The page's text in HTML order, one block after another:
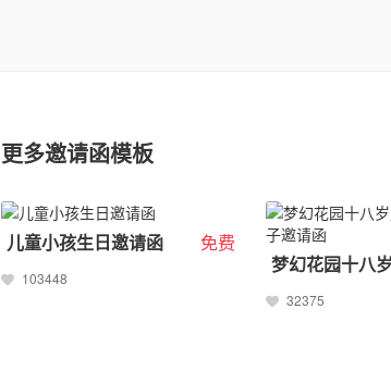
更多邀请函模板
儿童小孩生日邀请函 免费
103448
32375